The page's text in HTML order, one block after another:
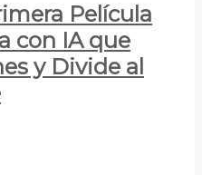
Película
con IA que
y Divide al